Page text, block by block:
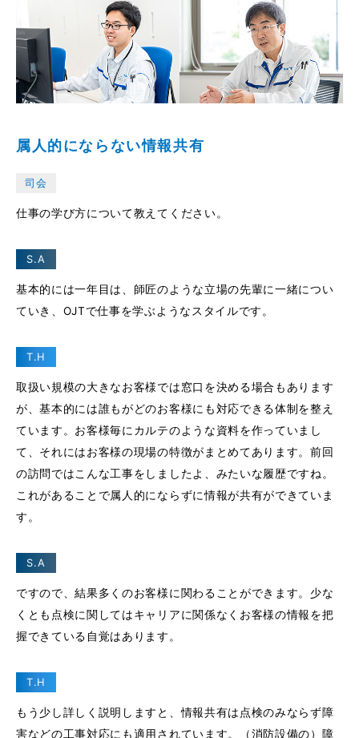
属人的にならない情報共有
司会
仕事の学び方について教えてください。
S.A
基本的には一年目は、師匠のような立場の先輩に一緒につい
ていき、OJTで仕事を学ぶようなスタイルです。
T.H
取扱い規模の大きなお客様では窓口を決める場合もあります
が、基本的には誰もがどのお客様にも対応できる体制を整え
ています。お客様毎にカルテのような資料を作っていまし
て、それにはお客様の現場の特徴がまとめてあります。前回
の訪問ではこんな工事をしましたよ、みたいな履歴ですね。
これがあることで属人的にならずに情報が共有ができていま
す。
S.A
ですので、結果多くのお客様に関わることができます。少な
くとも点検に関してはキャリアに関係なくお客様の情報を把
握できている自覚はあります。
T.H
もう少し詳しく説明しますと、情報共有は点検のみならず障
害などの工事対応にも適用されています。（消防設備の）障